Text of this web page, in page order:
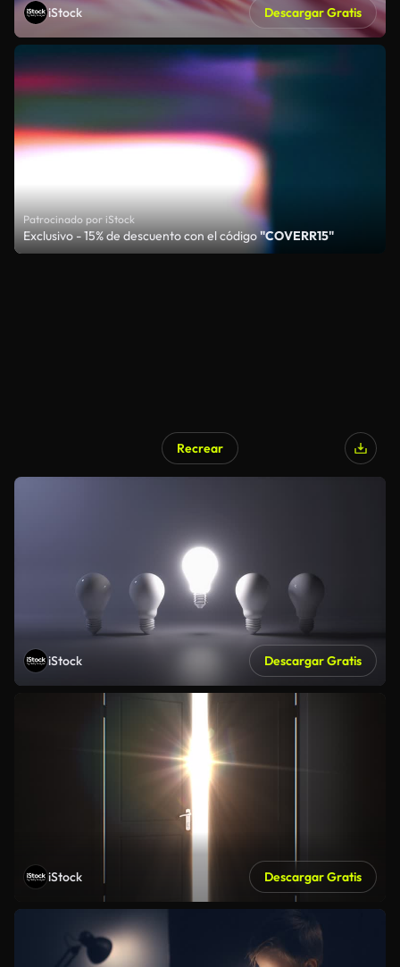
iStock Descargar Gratis
Patrocinado por iStock
Exclusivo - 15% de descuento con el código"COVERR15"
Recrear
iStock Descargar Gratis
iStock Descargar Gratis